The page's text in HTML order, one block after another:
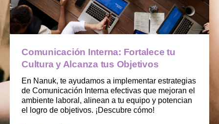
Comunicación Interna: Fortalece tu
Cultura y Alcanza tus Objetivos
En Nanuk, te ayudamos a implementar estrategias
de Comunicación Interna efectivas que mejoran el
ambiente laboral, alinean a tu equipo y potencian
el logro de objetivos. ¡Descubre cómo!